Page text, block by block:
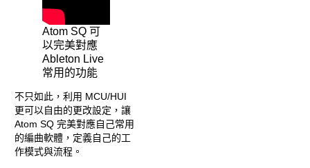
Atom SQ 可
以完美對應
Ableton Live
常用的功能
不只如此，利用 MCU/HUI
更可以自由的更改設定，讓
Atom SQ 完美對應自己常用
的編曲軟體，定義自己的工
作模式與流程。